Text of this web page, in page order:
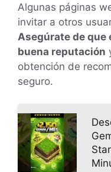
Algunas páginas
invitar a otros
Asegúrate de que
buena reputación
obtención de
seguro.